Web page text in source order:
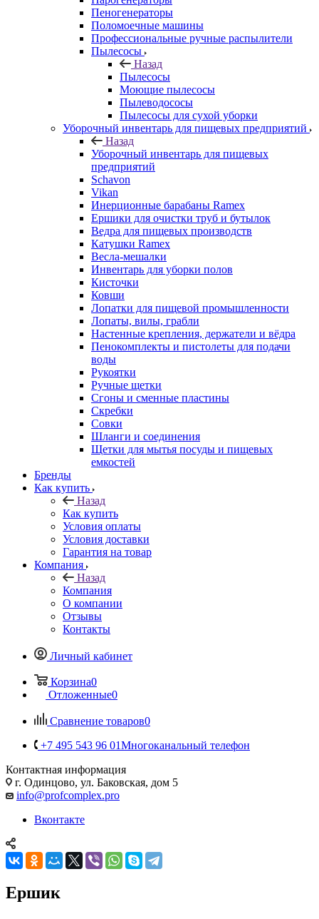
Пеногенераторы
Поломоечные машины
Профессиональные ручные распылители
Пылесосы
Назад
Пылесосы
Моющие пылесосы
Пылеводососы
Пылесосы для сухой уборки
Уборочный инвентарь для пищевых предприятий
Назад
Уборочный инвентарь для пищевых
предприятий
Schavon
Vikan
Инерционные барабаны Ramex
Ершики для очистки труб и бутылок
Ведра для пищевых производств
Катушки Ramex
Весла-мешалки
Инвентарь для уборки полов
Кисточки
Ковши
Лопатки для пищевой промышленности
Лопаты, вилы, грабли
Настенные крепления, держатели и вёдра
Пенокомплекты и пистолеты для подачи
воды
Рукоятки
Ручные щетки
Сгоны и сменные пластины
Скребки
Совки
Шланги и соединения
Щетки для мытья посуды и пищевых
емкостей
Бренды
Как купить
Назад
Как купить
Условия оплаты
Условия доставки
Гарантия на товар
Компания
Назад
Компания
О компании
Отзывы
Контакты
Личный кабинет
Корзина0
Отложенные0
Сравнение товаров0
+7 495 543 96 01Многоканальный телефон
Контактная информация
г. Одинцово, ул. Баковская, дом 5
info@profcomplex.pro
Вконтакте
Ершик